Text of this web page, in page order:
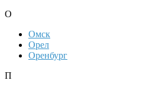
О
Омск
Орел
Оренбург
П